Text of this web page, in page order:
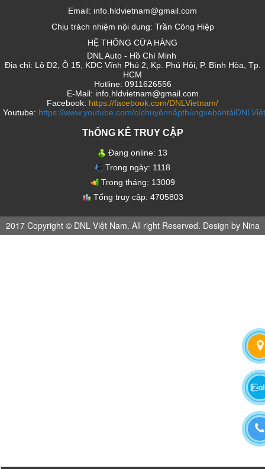
Email: info.hldvietnam@gmail.com
Chịu trách nhiệm nội dung: Trần Công Hiệp
HỆ THỐNG CỬA HÀNG
DNL Auto - Hồ Chí Minh
Địa chỉ: Lô D2, Ô 15, KDC Vĩnh Phú 2, Kp. Phú Hội, P. Bình Hòa, Tp.
HCM
Hotline: 0911626556
E-Mail: info.hldvietnam@gmail.com
Facebook: https://facebook.com/DNLVietnam/
Youtube: https://www.youtube.com/c/
ThỐNG KÊ TRUY CẬP
Đang online: 13
Trong ngày: 1118
Trong tháng: 13009
Tổng truy cập: 4705803
2017 Copyright © DNL Việt Nam. All right Reserved. Design by Nina